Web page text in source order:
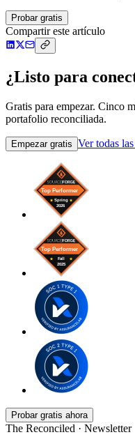
Probar gratis
Compartir este artículo
¿Listo para
Gratis para empezar. Cinco
portafolio reconciliada.
Empezar gratis Ver todas
Probar gratis ahora
The Reconciled · Newsletter